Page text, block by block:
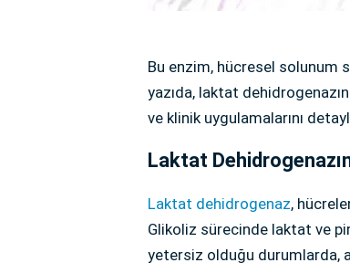
Bu enzim, hücresel solunum
yazıda, laktat
ve klinik uygulamalarını
Laktat
Laktat dehidrogenaz,
Glikoliz sürecinde laktat ve
yetersiz olduğu durumlarda,